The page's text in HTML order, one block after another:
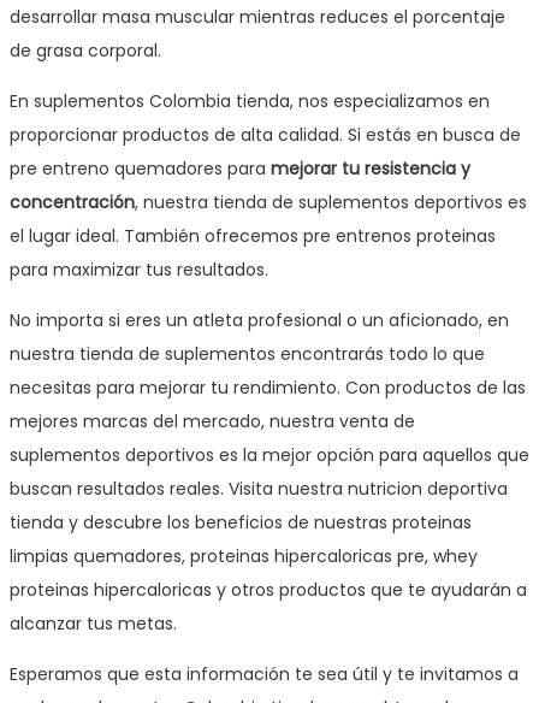
desarrollar masa muscular mientras reduces el porcentaje
de grasa corporal.
En suplementos Colombia tienda, nos especializamos en
proporcionar productos de alta calidad. Si estás en busca de
pre entreno quemadores para mejorar tu resistencia y
concentración, nuestra tienda de suplementos deportivos es
el lugar ideal. También ofrecemos pre entrenos proteinas
para maximizar tus resultados.
No importa si eres un atleta profesional o un aficionado, en
nuestra tienda de suplementos encontrarás todo lo que
necesitas para mejorar tu rendimiento. Con productos de las
mejores marcas del mercado, nuestra venta de
suplementos deportivos es la mejor opción para aquellos que
buscan resultados reales. Visita nuestra nutricion deportiva
tienda y descubre los beneficios de nuestras proteinas
limpias quemadores, proteinas hipercaloricas pre, whey
proteinas hipercaloricas y otros productos que te ayudarán a
alcanzar tus metas.
Esperamos que esta información te sea útil y te invitamos a